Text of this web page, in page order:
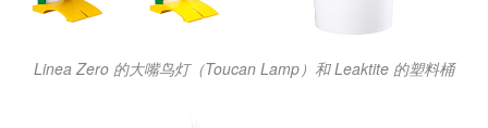
Linea Zero 的大嘴鸟灯（Toucan Lamp）和 Leaktite 的塑料桶